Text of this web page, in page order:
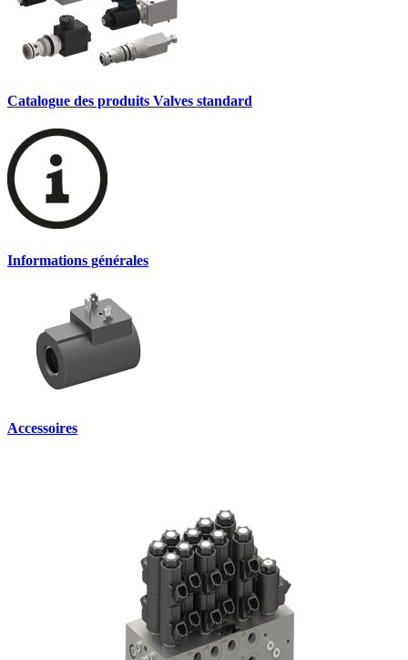
Catalogue des produits Valves standard
Informations générales
Accessoires